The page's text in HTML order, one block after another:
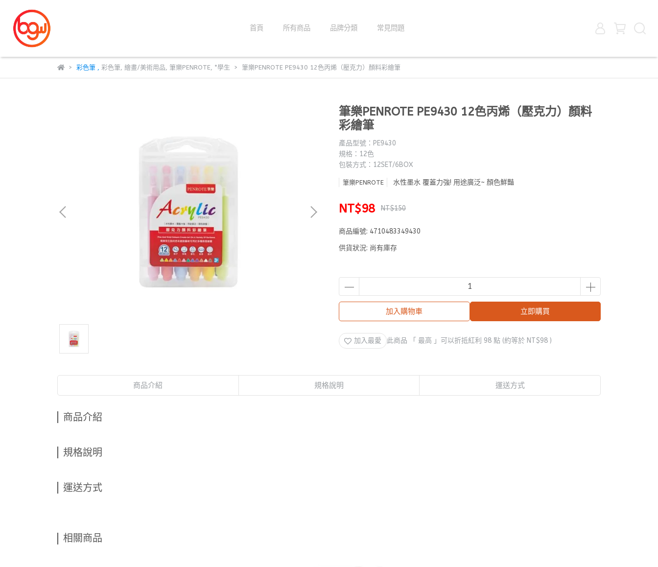
首頁 所有商品 品牌分類 常見問題
彩色筆, 彩色筆, 繪畫/美術用品, 筆樂PENROTE, *學生 筆樂PENROTE PE9430 12色丙烯（壓克力）顏料彩繪筆
筆樂PENROTE PE9430 12色丙烯（壓克力）顏料
彩繪筆
產品型號：PE9430
規格：12色
包裝方式：12SET/6BOX
筆樂PENROTE 水性墨水 覆蓋力強! 用途廣泛~ 顏色鮮豔
NT$98 NT$150
商品編號: 4710483349430
供貨狀況: 尚有庫存
加入購物車 立即購買
加入最愛 此商品 「 最高 」可以折抵紅利 98 點 (約等於 NT$98 )
商品介紹 規格說明 運送方式
商品介紹
規格說明
運送方式
相關商品